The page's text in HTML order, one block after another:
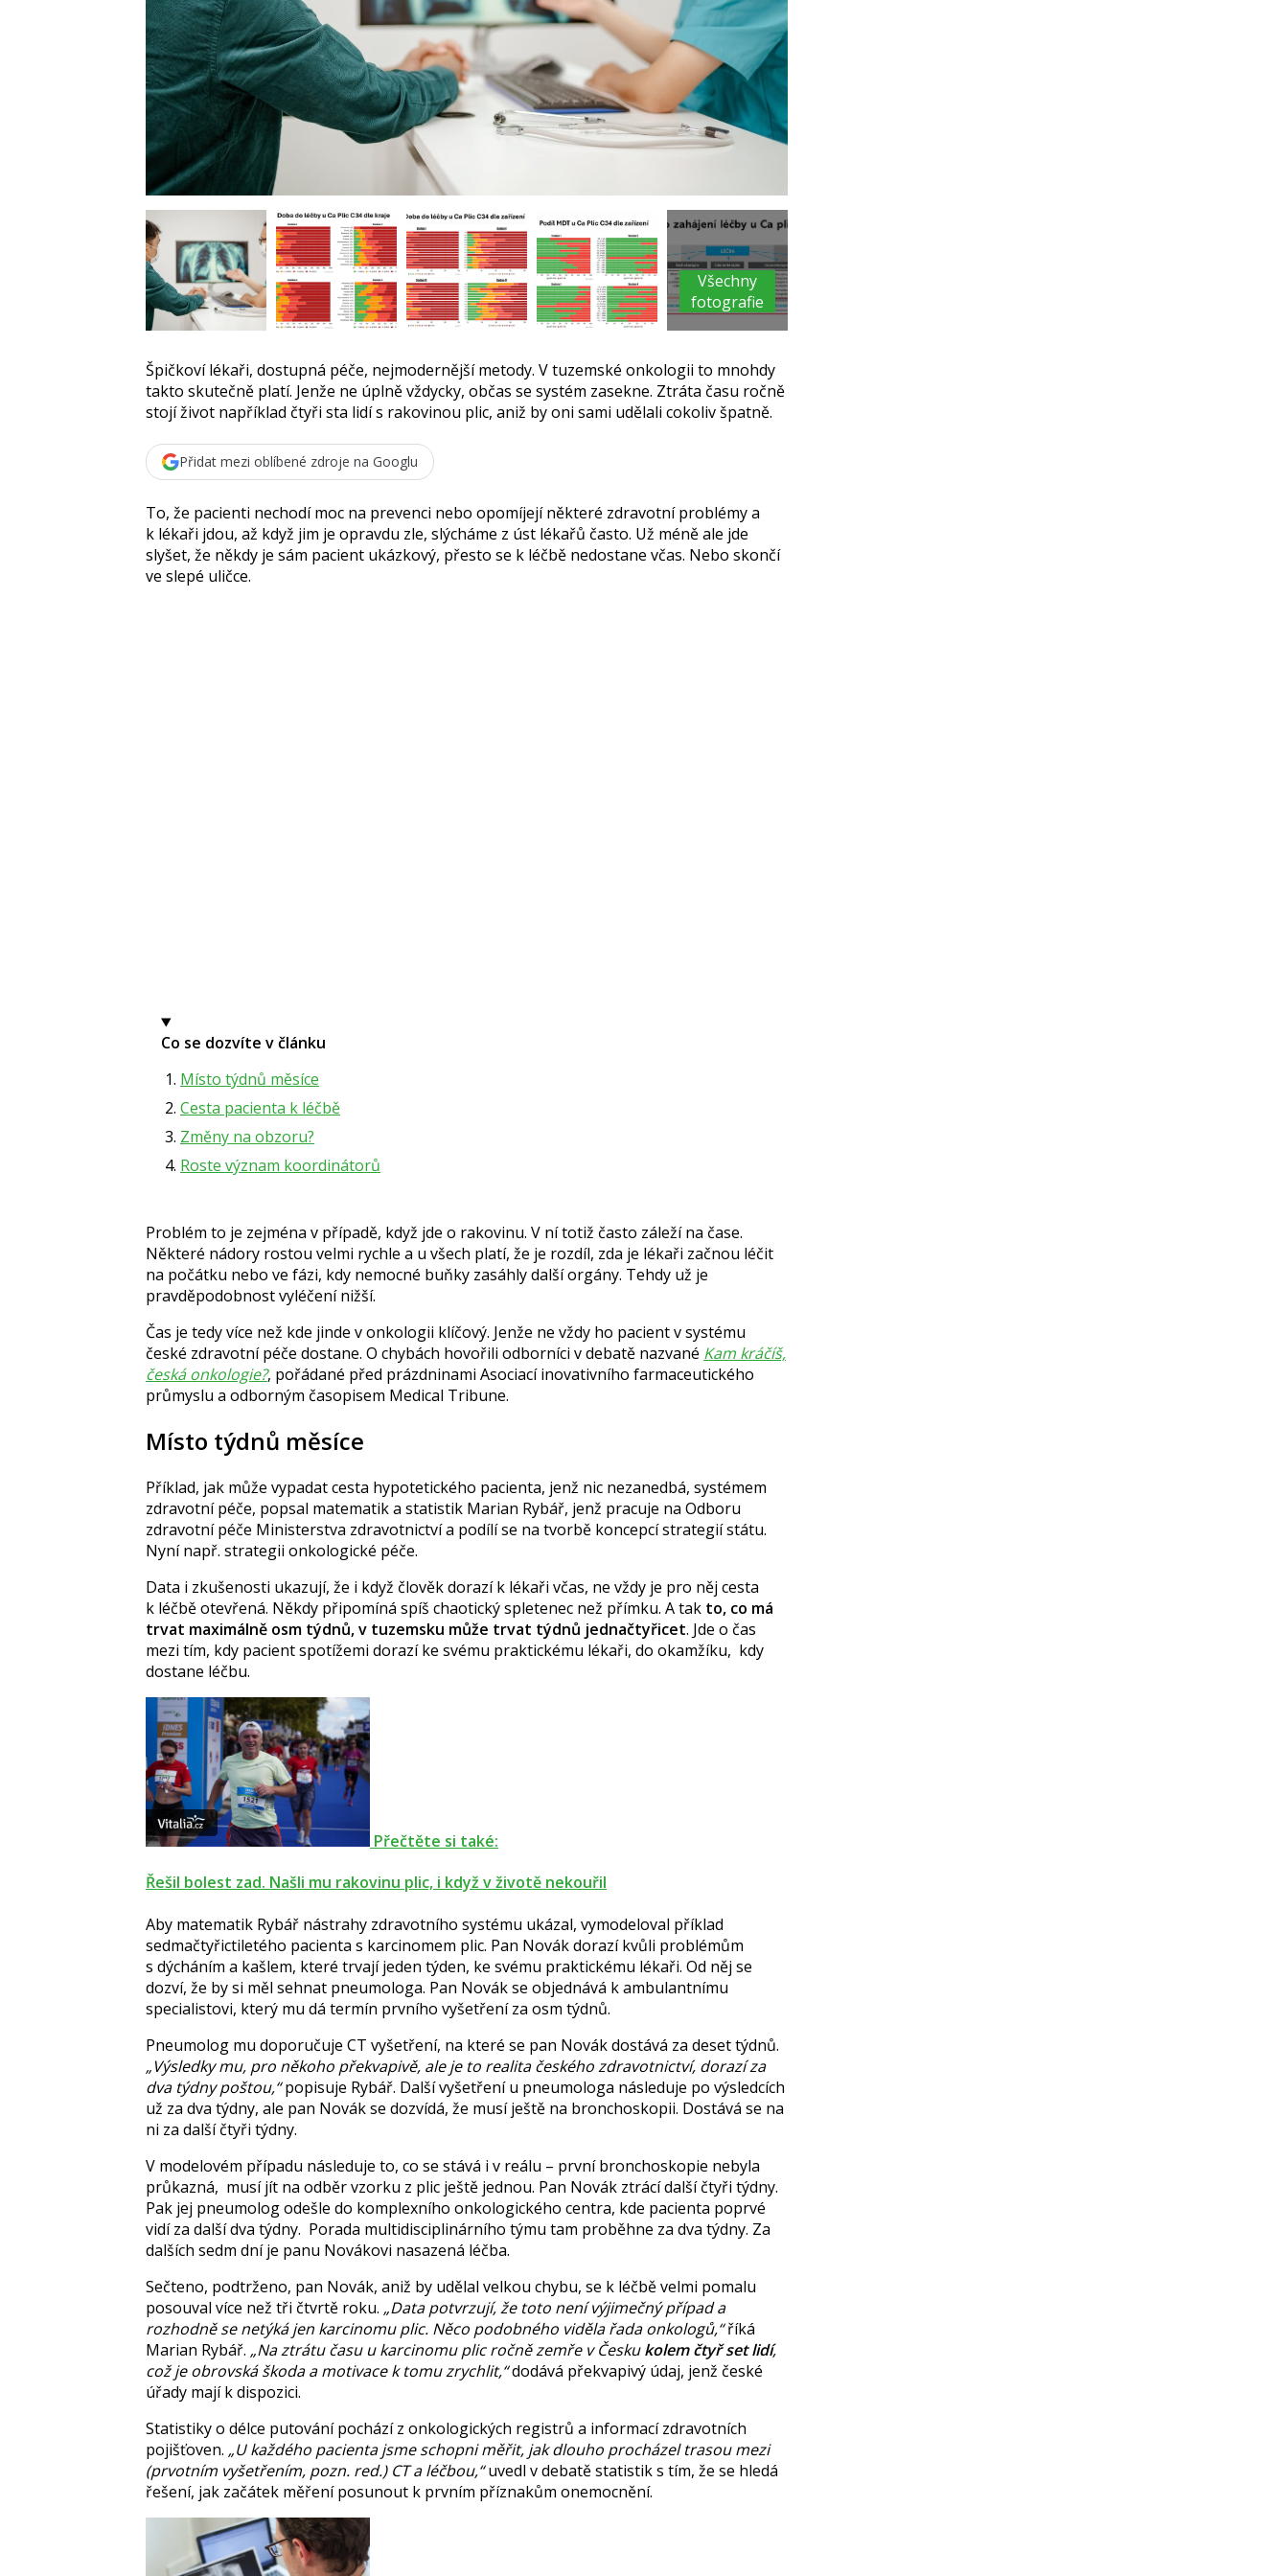
Všechny
fotografie
Špičkoví lékaři, dostupná péče, nejmodernější metody. V tuzemské onkologii to mnohdy
takto skutečně platí. Jenže ne úplně vždycky, občas se systém zasekne. Ztráta času ročně
stojí život například čtyři sta lidí s rakovinou plic, aniž by oni sami udělali cokoliv špatně.
Přidat mezi oblíbené zdroje na Googlu
To, že pacienti nechodí moc na prevenci nebo opomíjejí některé zdravotní problémy a
k lékaři jdou, až když jim je opravdu zle, slýcháme z úst lékařů často. Už méně ale jde
slyšet, že někdy je sám pacient ukázkový, přesto se k léčbě nedostane včas. Nebo skončí
ve slepé uličce.
Co se dozvíte v článku
Místo týdnů měsíce
Cesta pacienta k léčbě
Změny na obzoru?
Roste význam koordinátorů
Problém to je zejména v případě, když jde o rakovinu. V ní totiž často záleží na čase.
Některé nádory rostou velmi rychle a u všech platí, že je rozdíl, zda je lékaři začnou léčit
na počátku nebo ve fázi, kdy nemocné buňky zasáhly další orgány. Tehdy už je
pravděpodobnost vyléčení nižší.
Čas je tedy více než kde jinde v onkologii klíčový. Jenže ne vždy ho pacient v systému
české zdravotní péče dostane. O chybách hovořili odborníci v debatě nazvané Kam kráčíš,
česká onkologie?, pořádané před prázdninami Asociací inovativního farmaceutického
průmyslu a odborným časopisem Medical Tribune.
Místo týdnů měsíce
Příklad, jak může vypadat cesta hypotetického pacienta, jenž nic nezanedbá, systémem
zdravotní péče, popsal matematik a statistik Marian Rybář, jenž pracuje na Odboru
zdravotní péče Ministerstva zdravotnictví a podílí se na tvorbě koncepcí strategií státu.
Nyní např. strategii onkologické péče.
Data i zkušenosti ukazují, že i když člověk dorazí k lékaři včas, ne vždy je pro něj cesta
k léčbě otevřená. Někdy připomíná spíš chaotický spletenec než přímku. A tak to, co má
trvat maximálně osm týdnů, v tuzemsku může trvat týdnů jednačtyřicet. Jde o čas
mezi tím, kdy pacient spotížemi dorazí ke svému praktickému lékaři, do okamžíku, kdy
dostane léčbu.
Přečtěte si také:
Řešil bolest zad. Našli mu rakovinu plic, i když v životě nekouřil
Aby matematik Rybář nástrahy zdravotního systému ukázal, vymodeloval příklad
sedmačtyřictiletého pacienta s karcinomem plic. Pan Novák dorazí kvůli problémům
s dýcháním a kašlem, které trvají jeden týden, ke svému praktickému lékaři. Od něj se
dozví, že by si měl sehnat pneumologa. Pan Novák se objednává k ambulantnímu
specialistovi, který mu dá termín prvního vyšetření za osm týdnů.
Pneumolog mu doporučuje CT vyšetření, na které se pan Novák dostává za deset týdnů.
Výsledky mu, pro někoho překvapivě, ale je to realita českého zdravotnictví, dorazí za
dva týdny poštou, popisuje Rybář. Další vyšetření u pneumologa následuje po výsledcích
už za dva týdny, ale pan Novák se dozvídá, že musí ještě na bronchoskopii. Dostává se na
ni za další čtyři týdny.
V modelovém případu následuje to, co se stává i v reálu – první bronchoskopie nebyla
průkazná, musí jít na odběr vzorku z plic ještě jednou. Pan Novák ztrácí další čtyři týdny.
Pak jej pneumolog odešle do komplexního onkologického centra, kde pacienta poprvé
vidí za další dva týdny. Porada multidisciplinárního týmu tam proběhne za dva týdny. Za
dalších sedm dní je panu Novákovi nasazená léčba.
Sečteno, podtrženo, pan Novák, aniž by udělal velkou chybu, se k léčbě velmi pomalu
posouval více než tři čtvrtě roku. Data potvrzují, že toto není výjimečný případ a
rozhodně se netýká jen karcinomu plic. Něco podobného viděla řada onkologů, říká
Marian Rybář. Na ztrátu času u karcinomu plic ročně zemře v Českukolem čtyř set lidí,
což je obrovská škoda a motivace k tomu zrychlit, dodává překvapivý údaj, jenž české
úřady mají k dispozici.
Statistiky o délce putování pochází z onkologických registrů a informací zdravotních
pojišťoven.
U každého pacienta jsme schopni měřit, jak dlouho procházel trasou mezi
(prvotním vyšetřením, pozn. red.) CT a léčbou, uvedl v debatě statistik s tím, že se hledá
řešení, jak začátek měření posunout k prvním příznakům onemocnění.